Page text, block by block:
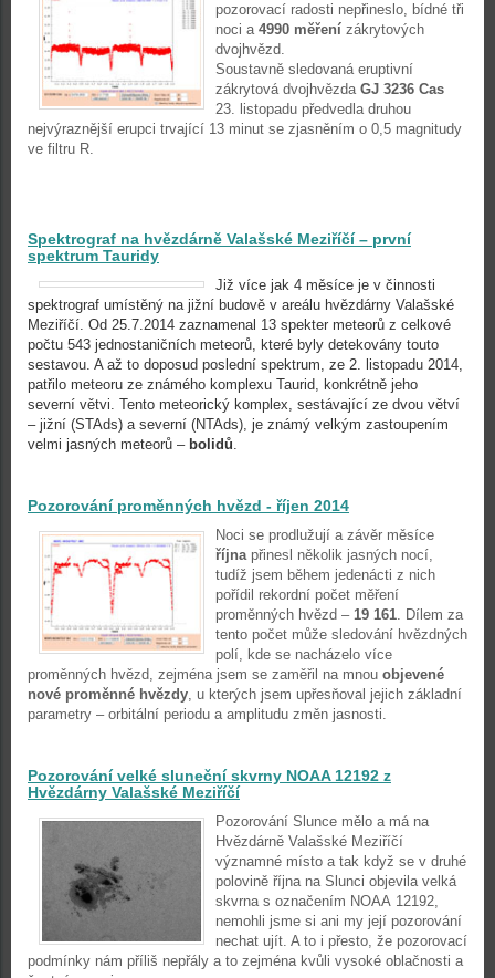
pozorovací radosti nepřineslo, bídné tři
noci a 4990 měření zákrytových
dvojhvězd.
Soustavně sledovaná eruptivní
zákrytová dvojhvězda GJ 3236 Cas
23. listopadu předvedla druhou
nejvýraznější erupci trvající 13 minut se zjasněním o 0,5 magnitudy
ve filtru R.
Spektrograf na hvězdárně Valašské Meziříčí – první
spektrum Tauridy
Již více jak 4 měsíce je v činnosti
spektrograf umístěný na jižní budově v areálu hvězdárny Valašské
Meziříčí. Od 25.7.2014 zaznamenal 13 spekter meteorů z celkové
počtu 543 jednostaničních meteorů, které byly detekovány touto
sestavou. A až to doposud poslední spektrum, ze 2. listopadu 2014,
patřilo meteoru ze známého komplexu Taurid, konkrétně jeho
severní větvi. Tento meteorický komplex, sestávající ze dvou větví
– jižní (STAds) a severní (NTAds), je známý velkým zastoupením
velmi jasných meteorů – bolidů.
Pozorování proměnných hvězd - říjen 2014
Noci se prodlužují a závěr měsíce
říjnapřinesl několik jasných nocí,
tudíž jsem během jedenácti z nich
pořídil rekordní počet měření
proměnných hvězd – 19 161. Dílem za
tento počet může sledování hvězdných
polí, kde se nacházelo více
proměnných hvězd, zejména jsem se zaměřil na mnou objevené
nové proměnné hvězdy, u kterých jsem upřesňoval jejich základní
parametry – orbitální periodu a amplitudu změn jasnosti.
Pozorování velké sluneční skvrny NOAA 12192 z
Hvězdárny Valašské Meziříčí
Pozorování Slunce mělo a má na
Hvězdárně Valašské Meziříčí
významné místo a tak když se v druhé
polovině října na Slunci objevila velká
skvrna s označením NOAA 12192,
nemohli jsme si ani my její pozorování
nechat ujít. A to i přesto, že pozorovací
podmínky nám příliš nepřály a to zejména kvůli vysoké oblačnosti a